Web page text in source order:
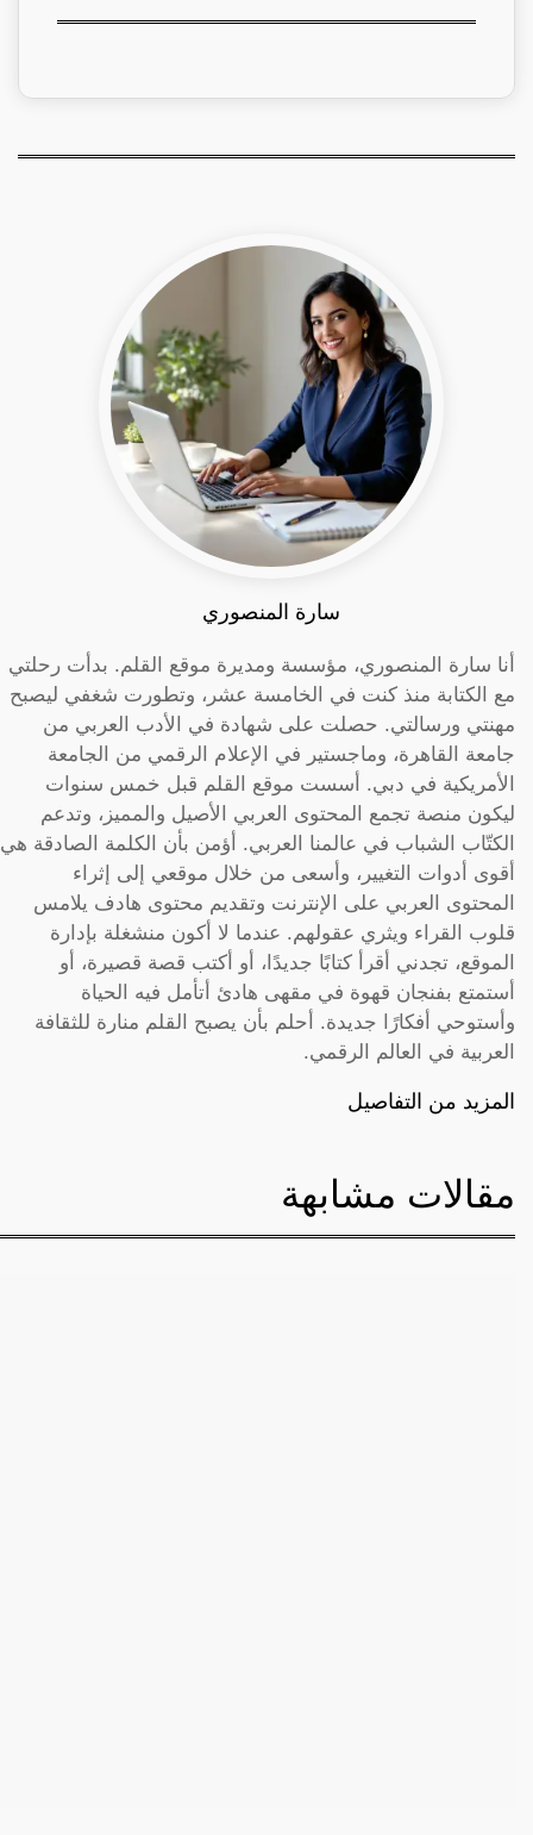
سارة المنصوري
أنا سارة المنصوري، مؤسسة ومديرة موقع القلم. بدأت رحلتي
مع الكتابة منذ كنت في الخامسة عشر، وتطورت شغفي ليصبح
مهنتي ورسالتي. حصلت على شهادة في الأدب العربي من
جامعة القاهرة، وماجستير في الإعلام الرقمي من الجامعة
الأمريكية في دبي. أسست موقع القلم قبل خمس سنوات
ليكون منصة تجمع المحتوى العربي الأصيل والمميز، وتدعم
الكتّاب الشباب في عالمنا العربي. أؤمن بأن الكلمة الصادقة هي
أقوى أدوات التغيير، وأسعى من خلال موقعي إلى إثراء
المحتوى العربي على الإنترنت وتقديم محتوى هادف يلامس
قلوب القراء ويثري عقولهم. عندما لا أكون منشغلة بإدارة
الموقع، تجدني أقرأ كتابًا جديدًا، أو أكتب قصة قصيرة، أو
أستمتع بفنجان قهوة في مقهى هادئ أتأمل فيه الحياة
وأستوحي أفكارًا جديدة. أحلم بأن يصبح القلم منارة للثقافة
العربية في العالم الرقمي.
المزيد من التفاصيل
مقالات مشابهة